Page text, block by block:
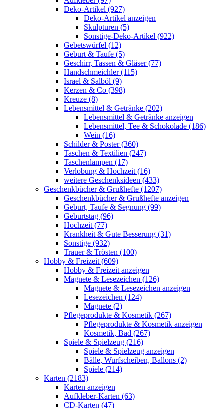
Deko-Artikel (927)
Deko-Artikel anzeigen
Skulpturen (5)
Sonstige-Deko-Artikel (922)
Gebetswürfel (12)
Geburt & Taufe (5)
Geschirr, Tassen & Gläser (77)
Handschmeichler (115)
Israel & Salböl (9)
Kerzen & Co (398)
Kreuze (8)
Lebensmittel & Getränke (202)
Lebensmittel & Getränke anzeigen
Lebensmittel, Tee & Schokolade (186)
Wein (16)
Schilder & Poster (360)
Taschen & Textilien (247)
Taschenlampen (17)
Verlobung & Hochzeit (16)
weitere Geschenksideen (433)
Geschenkbücher & Grußhefte (1207)
Geschenkbücher & Grußhefte anzeigen
Geburt, Taufe & Segnung (99)
Geburtstag (96)
Hochzeit (77)
Krankheit & Gute Besserung (31)
Sonstige (932)
Trauer & Trösten (100)
Hobby & Freizeit (609)
Hobby & Freizeit anzeigen
Magnete & Lesezeichen (126)
Magnete & Lesezeichen anzeigen
Lesezeichen (124)
Magnete (2)
Pflegeprodukte & Kosmetik (267)
Pflegeprodukte & Kosmetik anzeigen
Kosmetik, Bad (267)
Spiele & Spielzeug (216)
Spiele & Spielzeug anzeigen
Bälle, Wurfscheiben, Ballons (2)
Spiele (214)
Karten (2183)
Karten anzeigen
Aufkleber-Karten (63)
CD-Karten (47)